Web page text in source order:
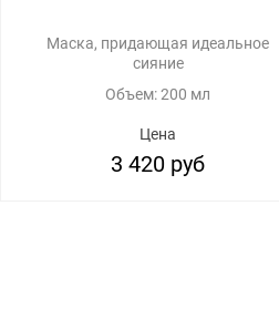
Маска, придающая идеальное
сияние
Объем: 200 мл
Цена
3 420 руб